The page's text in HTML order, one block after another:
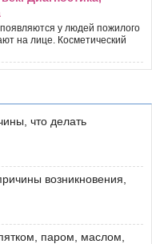
у людей пожилого
на лице. Косметический
что делать
возникновения,
паром, маслом,